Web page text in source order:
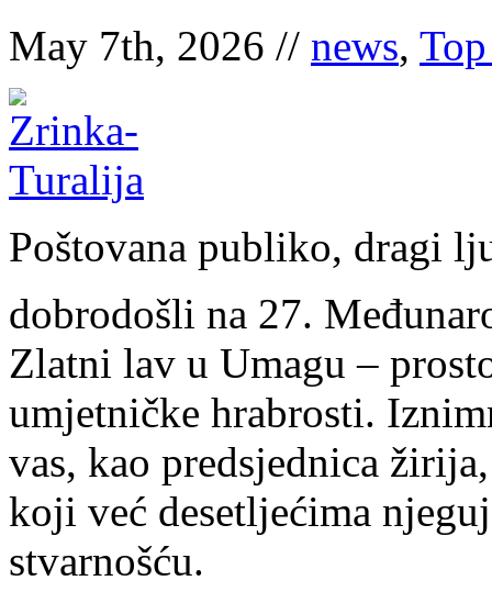
May 7th, 2026 // news,
Poštovana publiko, dragi
dobrodošli na 27.
Zlatni lav u Umagu –
umjetničke hrabrosti.
vas, kao predsjednica
koji već desetljećima
stvarnošću.